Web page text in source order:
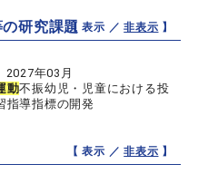
研究課題【 表示 ／非表示 】
2027年03月
動不振幼児・児童における投
指導指標の開発
【 表示 ／非表示 】